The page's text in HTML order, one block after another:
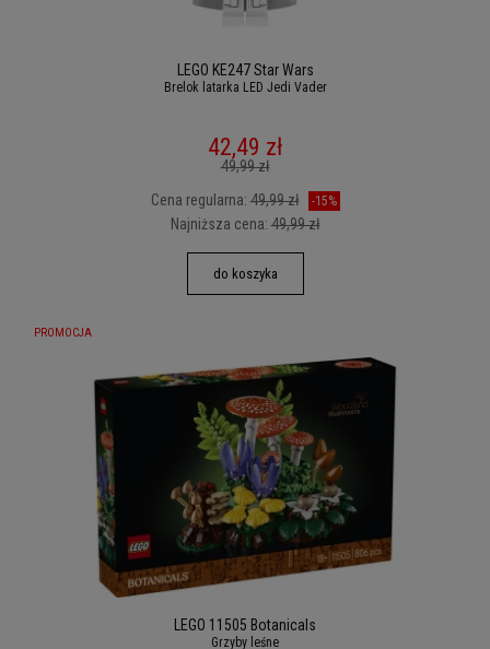
LEGO KE247 Star Wars
Brelok latarka LED Jedi Vader
42,49 zł
49,99 zł
Cena regularna:49,99 zł -15%
Najniższa cena:49,99 zł
do koszyka
LEGO 11505 Botanicals
Grzyby leśne
PROMOCJA